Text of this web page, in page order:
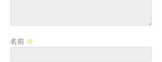
名前 ※